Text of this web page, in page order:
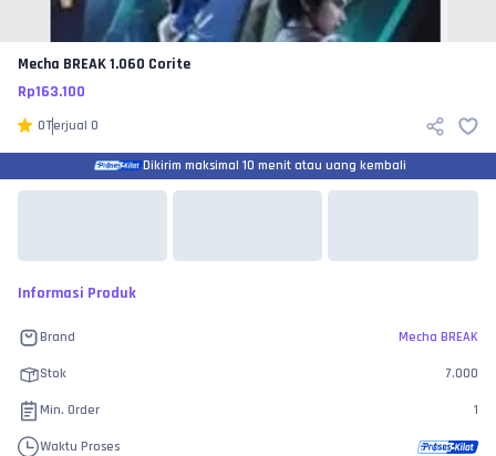
Mecha BREAK1.060 Corite
Rp163.100
0Terjual 0
Dikirim maksimal 10 menit atau uang kembali
Informasi Produk
Brand Mecha BREAK
Stok 7.000
Min. Order 1
Waktu Proses